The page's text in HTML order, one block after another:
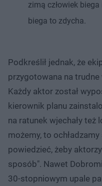
zimą człowiek
biega to zdycha.
Podkreślił jednak, że
przygotowana na
Każdy aktor został
kierownik planu
na ratunek wjechały też
możemy, to
powiedzieć, żeby
sposób". Nawet
30-stopniowym upale